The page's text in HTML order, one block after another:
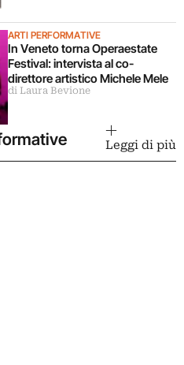
ARTI PERFORMATIVE
In Veneto torna Operaestate
Festival: intervista al co-
direttore artistico Michele Mele
di Laura Bevione
Leggi di più